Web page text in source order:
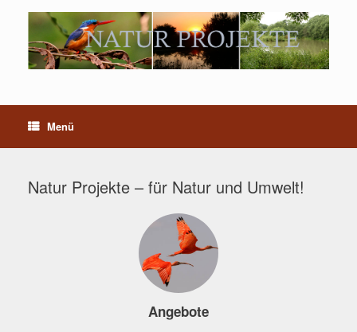
Menü
Natur Projekte – für Natur und Umwelt!
Angebote